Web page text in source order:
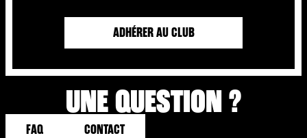
ADHÉRER AU CLUB
UNE QUESTION ?
FAQ CONTACT